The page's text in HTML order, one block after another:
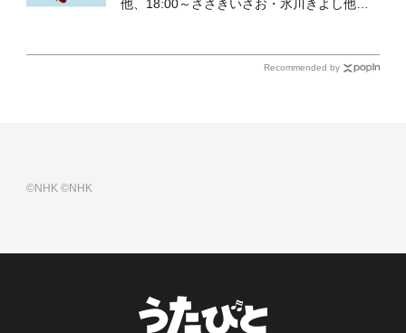
他、18:00～ささきいさお・氷川きよし他登
Recommended by
©NHK©NHK